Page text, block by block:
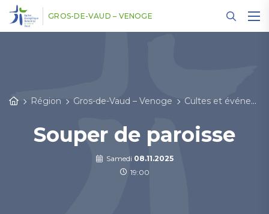
GROS-DE-VAUD – VENOGE
Région Gros-de-Vaud – Venoge Cultes et événements
Souper de paroisse
Samedi 08.11.2025
19:00
Panneau de gestion des cookies